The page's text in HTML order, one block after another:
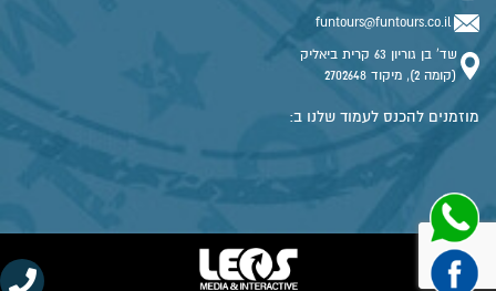
funtours@funtours.co.il
שד' בן גוריון 63 קרית ביאליק
(קומה 2), מיקוד 2702648
מוזמנים להכנס לעמוד שלנו ב: